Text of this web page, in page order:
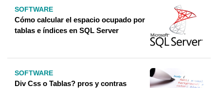
SOFTWARE
Cómo calcular el espacio ocupado por
tablas e índices en SQL Server
SOFTWARE
Div Css o Tablas? pros y contras